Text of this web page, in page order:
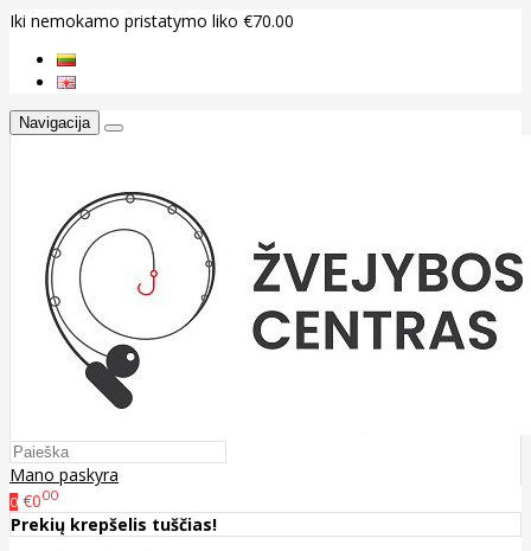
Iki nemokamo pristatymo liko €70.00
Navigacija
Mano paskyra
0 €000
Prekių krepšelis tuščias!